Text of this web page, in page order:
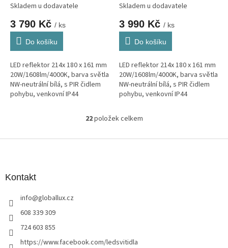
Skladem u dodavatele
3 790 Kč / ks
Do košíku
LED reflektor 214x 180 x 161 mm
20W/1608lm/4000K, barva světla
NW-neutrální bílá, s PIR čidlem
pohybu, venkovní IP44
Skladem u dodavatele
3 990 Kč / ks
Do košíku
LED reflektor 214x 180 x 161 mm
20W/1608lm/4000K, barva světla
NW-neutrální bílá, s PIR čidlem
pohybu, venkovní IP44
O
l
y
22položek celkem
Kontakt
info@globallux.cz
608 339 309
724 603 855
https://www.facebook.com/ledsvitidla